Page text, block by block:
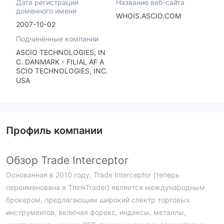
Дата регистрации
доменного имени
2007-10-02
Название веб-сайта
WHOIS.ASCIO.COM
Подчинённые компании
ASCIO TECHNOLOGIES, IN
C. DANMARK - FILIAL AF A
SCIO TECHNOLOGIES, INC.
USA
Профиль компании
Обзор Trade Interceptor
Основанная в 2010 году, Trade Interceptor (теперь
переименована в ThinkTrader) является международным
брокером, предлагающим широкий спектр торговых
инструментов, включая форекс, индексы, металлы,